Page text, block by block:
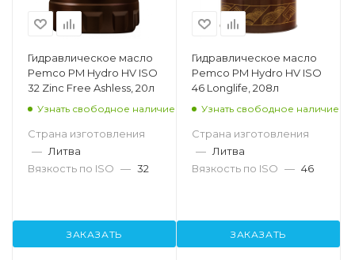
Гидравлическое масло
Pemco PM Hydro HV ISO
32 Zinc Free Ashless, 20л
Узнать свободное наличие
Страна изготовления
— Литва
Вязкость по ISO — 32
ЗАКАЗАТЬ
Гидравлическое масло
Pemco PM Hydro HV ISO
46 Longlife, 208л
Узнать свободное наличие
Страна изготовления
— Литва
Вязкость по ISO — 46
ЗАКАЗАТЬ